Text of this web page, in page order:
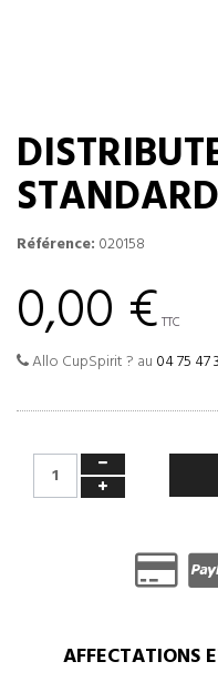
Référence: 020158
0,00 € TTC
Allo CupSpirit ? au 04 75 47
AFFECTATIONS